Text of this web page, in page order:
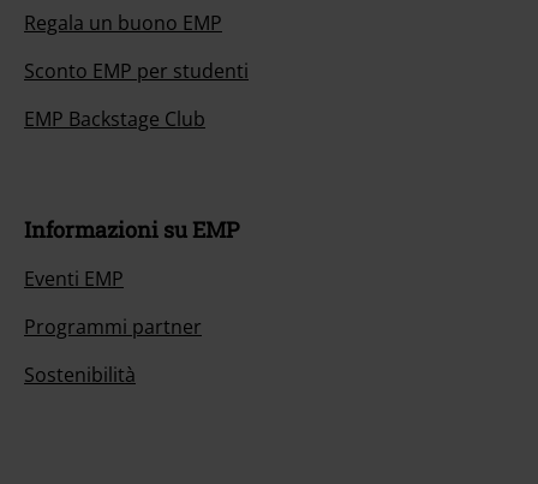
Regala un buono EMP
Sconto EMP per studenti
EMP Backstage Club
Informazioni su EMP
Eventi EMP
Programmi partner
Sostenibilità